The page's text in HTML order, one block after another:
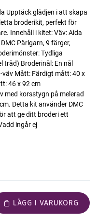
Upptäck glädjen i att skapa
broderikit, perfekt för
Innehåll i kitet: Väv: Aida
Pärlgarn, 9 färger,
Tydliga
tråd) Broderinål: En nål
väv Mått: Färdigt mått: 40 x
46 x 92 cm
med korsstygn på melerad
Detta kit använder DMC
att ge ditt broderi ett
ingår ej
LÄGG I VARUKORG